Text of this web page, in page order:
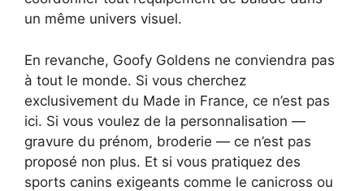
un même univers visuel.
En revanche, Goofy Goldens ne conviendra pas
à tout le monde. Si vous cherchez
exclusivement du Made in France, ce n’est pas
ici. Si vous voulez de la personnalisation —
gravure du prénom, broderie — ce n’est pas
proposé non plus. Et si vous pratiquez des
sports canins exigeants comme le canicross ou